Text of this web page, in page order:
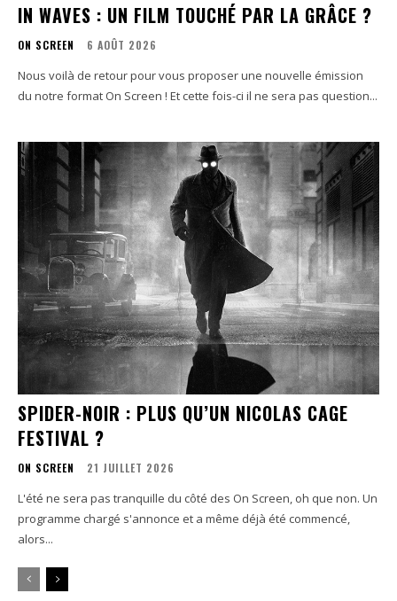
IN WAVES : UN FILM TOUCHÉ PAR LA GRÂCE ?
ON SCREEN 6 AOÛT 2026
Nous voilà de retour pour vous proposer une nouvelle émission
du notre format On Screen ! Et cette fois-ci il ne sera pas question...
SPIDER-NOIR : PLUS QU’UN NICOLAS CAGE
FESTIVAL ?
ON SCREEN 21 JUILLET 2026
L'été ne sera pas tranquille du côté des On Screen, oh que non. Un
programme chargé s'annonce et a même déjà été commencé,
alors...